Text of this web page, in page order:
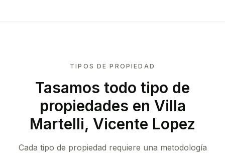
TIPOS DE PROPIEDAD
Tasamos todo tipo de
propiedades en Villa
Martelli, Vicente Lopez
Cada tipo de propiedad requiere una metodología